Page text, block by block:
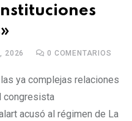
2026 0 COMENTARIOS
ya complejas relaciones
congresista
acusó al régimen de La